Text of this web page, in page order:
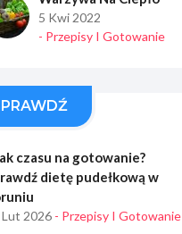
5 Kwi 2022
- Przepisy I Gotowanie
czasu na gotowanie?
dietę pudełkową w
Lut 2026 - Przepisy I Gotowanie